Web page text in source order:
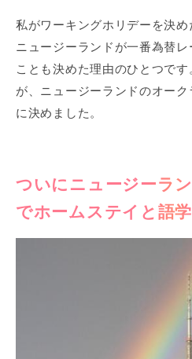
私がワーキングホリデーを決
ニュージーランドが一番為替
ことも決めた理由のひとつで
が、ニュージーランドのオー
に決めました。
ついにニュージーラ
でホームステイと語